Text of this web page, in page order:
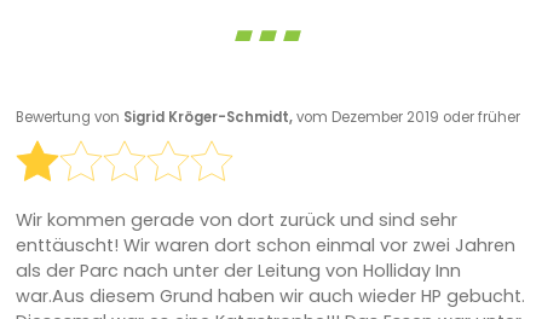
Bewertung von Sigrid Kröger-Schmidt,vom Dezember 2019 oder früher
Wir kommen gerade von dort zurück und sind sehr
enttäuscht! Wir waren dort schon einmal vor zwei Jahren
als der Parc nach unter der Leitung von Holliday Inn
war.Aus diesem Grund haben wir auch wieder HP gebucht.